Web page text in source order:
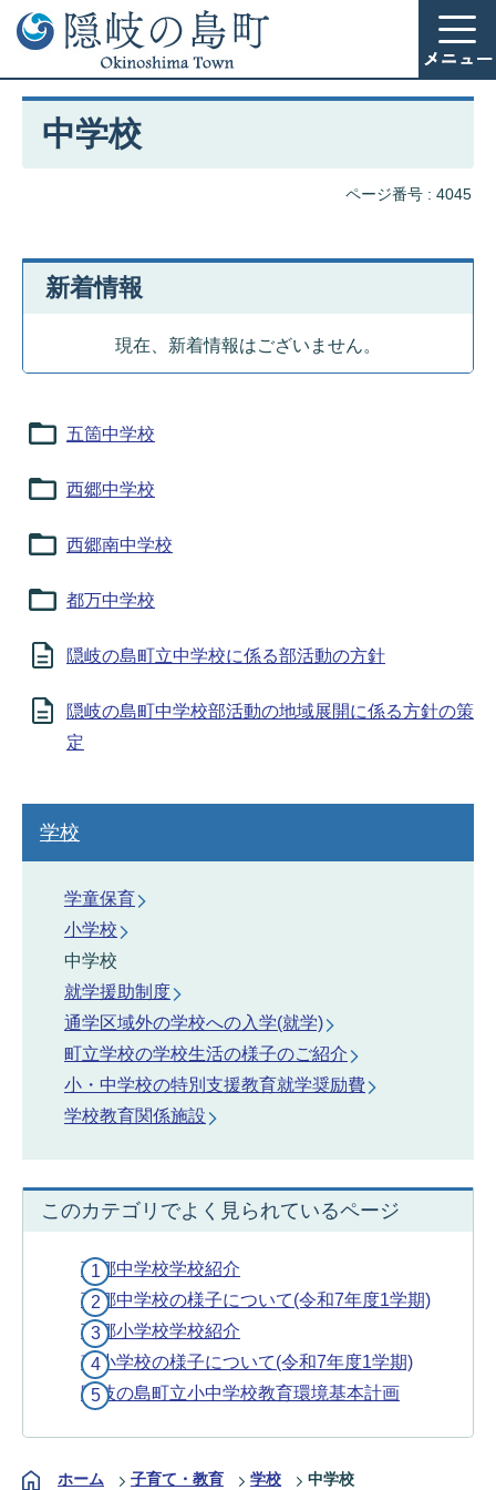
中学校
ページ番号 : 4045
新着情報
現在、新着情報はございません。
五箇中学校
西郷中学校
西郷南中学校
都万中学校
隠岐の島町立中学校に係る部活動の方針
隠岐の島町中学校部活動の地域展開に係る方針の策
定
学校
学童保育
小学校
中学校
就学援助制度
通学区域外の学校への入学(就学)
町立学校の学校生活の様子のご紹介
小・中学校の特別支援教育就学奨励費
学校教育関係施設
このカテゴリでよく見られているページ
西郷中学校学校紹介
西郷中学校の様子について(令和7年度1学期)
西郷小学校学校紹介
磯小学校の様子について(令和7年度1学期)
隠岐の島町立小中学校教育環境基本計画
ホーム 子育て・教育 学校 中学校